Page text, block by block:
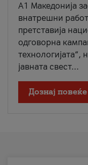
A1 Македонија
внатрешни
претставија
одговорна
технологијата“,
јавната свест...
Дознај повеќе